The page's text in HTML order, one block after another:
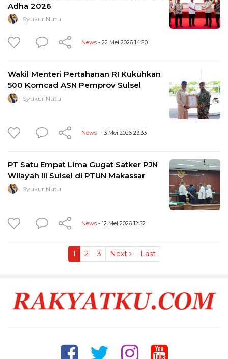
Adha 2026
Syukur Nutu
News - 22 Mei 2026 14:20
Wakil Menteri Pertahanan RI Kukuhkan
500 Komcad ASN Pemprov Sulsel
Syukur Nutu
News - 13 Mei 2026 23:33
PT Satu Empat Lima Gugat Satker PJN
Wilayah III Sulsel di PTUN Makassar
Syukur Nutu
News - 12 Mei 2026 12:52
1 2 3 Next Last